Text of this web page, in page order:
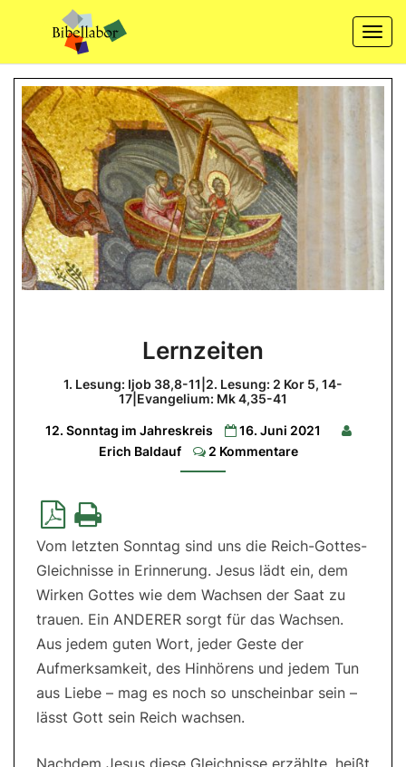
content
1.
Ijob
38,8-
2
Kor
5,
14-
Lernzeiten
1. Lesung: Ijob 38,8-11|2. Lesung: 2 Kor 5, 14-
17|Evangelium: Mk 4,35-41
12. Sonntag im Jahreskreis
16. Juni 2021
Erich Baldauf
Comments
2 Kommentare
Vom letzten Sonntag sind uns die Reich-Gottes-
Gleichnisse in Erinnerung. Jesus lädt ein, dem
Wirken Gottes wie dem Wachsen der Saat zu
trauen. Ein ANDERER sorgt für das Wachsen.
Aus jedem guten Wort, jeder Geste der
Aufmerksamkeit, des Hinhörens und jedem Tun
aus Liebe – mag es noch so unscheinbar sein –
lässt Gott sein Reich wachsen.